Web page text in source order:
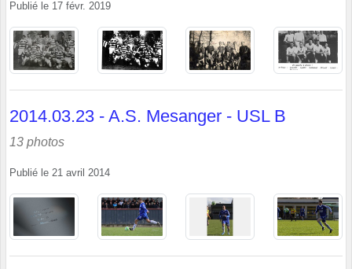
Publié le 17 févr. 2019
2014.03.23 - A.S. Mesanger - USL B
13 photos
Publié le 21 avril 2014